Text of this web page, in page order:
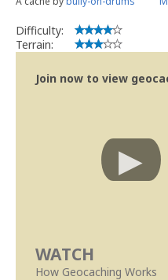
Difficulty:
Terrain:
Join now to view
WATCH
How Geocaching Works